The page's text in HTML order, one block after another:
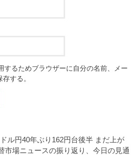
するためブラウザーに自分の名前、メー
する。
ル円40年ぶり162円台後半 まだ上が
場ニュースの振り返り、今日の見通